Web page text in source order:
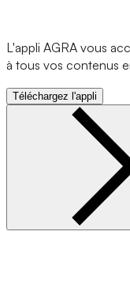
L'appli AGRA vous
à tous vos contenus
Téléchargez l'appli